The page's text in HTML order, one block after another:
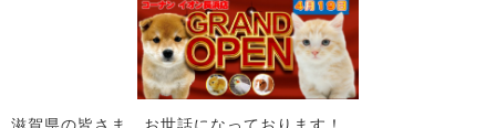
滋賀県の皆さま お世話になっております！